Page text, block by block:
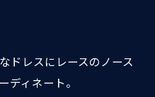
ドレスにレースのノース
ディネート。